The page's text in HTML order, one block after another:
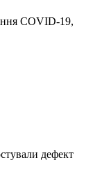
СОVID-19,
дефект